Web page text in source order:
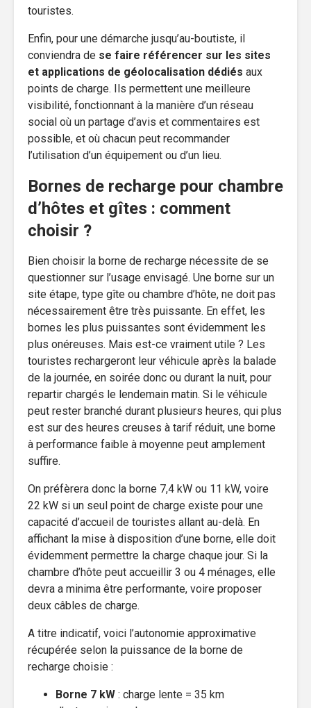
touristes.
Enfin, pour une démarche jusqu’au-boutiste, il
conviendra de se faire référencer sur les sites
et applications de géolocalisation dédiés aux
points de charge. Ils permettent une meilleure
visibilité, fonctionnant à la manière d’un réseau
social où un partage d’avis et commentaires est
possible, et où chacun peut recommander
l’utilisation d’un équipement ou d’un lieu.
Bornes de recharge pour chambre
d’hôtes et gîtes : comment
choisir ?
Bien choisir la borne de recharge nécessite de se
questionner sur l’usage envisagé. Une borne sur un
site étape, type gîte ou chambre d’hôte, ne doit pas
nécessairement être très puissante. En effet, les
bornes les plus puissantes sont évidemment les
plus onéreuses. Mais est-ce vraiment utile ? Les
touristes rechargeront leur véhicule après la balade
de la journée, en soirée donc ou durant la nuit, pour
repartir chargés le lendemain matin. Si le véhicule
peut rester branché durant plusieurs heures, qui plus
est sur des heures creuses à tarif réduit, une borne
à performance faible à moyenne peut amplement
suffire.
On préfèrera donc la borne 7,4 kW ou 11 kW, voire
22 kW si un seul point de charge existe pour une
capacité d’accueil de touristes allant au-delà. En
affichant la mise à disposition d’une borne, elle doit
évidemment permettre la charge chaque jour. Si la
chambre d’hôte peut accueillir 3 ou 4 ménages, elle
devra a minima être performante, voire proposer
deux câbles de charge.
A titre indicatif, voici l’autonomie approximative
récupérée selon la puissance de la borne de
recharge choisie :
Borne 7 kW : charge lente = 35 km